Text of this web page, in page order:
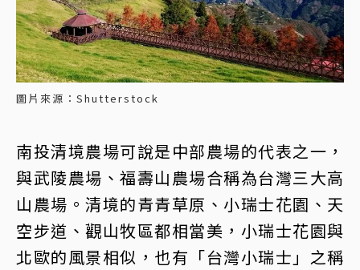
圖片來源：Shutterstock
南投清境農場可說是中部農場的代表之一，
與武陵農場、福壽山農場合稱為台灣三大高
山農場。清境的青青草原、小瑞士花園、天
空步道、觀山牧區都相當美，小瑞士花園與
北歐的風景相似，也有「台灣小瑞士」之稱